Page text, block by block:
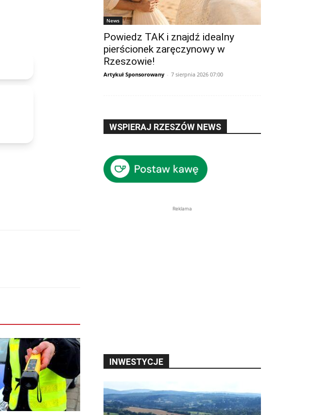
News
Powiedz TAK i znajdź idealny
pierścionek zaręczynowy w
Rzeszowie!
Artykuł Sponsorowany - 7 sierpnia 2026 07:00
WSPIERAJ RZESZÓW NEWS
Reklama
INWESTYCJE